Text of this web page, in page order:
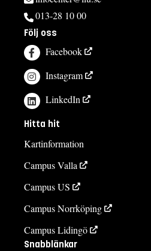
013-28 10 00
Följ oss
Facebook
Instagram
LinkedIn
Hitta hit
Kartinformation
Campus Valla
Campus US
Campus Norrköping
Campus Lidingö
Snabblänkar